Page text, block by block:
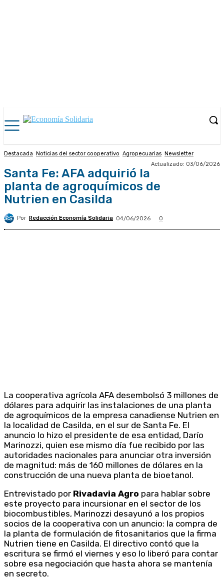
Destacada Noticias del sector cooperativo Agropecuarias
Newsletter
Actualizado: 03/06/2026
Santa Fe: AFA adquirió la
planta de agroquímicos de
Nutrien en Casilda
Por Redacción Economía Solidaria 04/06/2026 0
La cooperativa agrícola AFA desembolsó 3 millones de
dólares para adquirir las instalaciones de una planta
de agroquímicos de la empresa canadiense Nutrien en
la localidad de Casilda, en el sur de Santa Fe. El
anuncio lo hizo el presidente de esa entidad, Darío
Marinozzi, quien ese mismo día fue recibido por las
autoridades nacionales para anunciar otra inversión
de magnitud: más de 160 millones de dólares en la
construcción de una nueva planta de bioetanol.
Entrevistado por Rivadavia Agro para hablar sobre
este proyecto para incursionar en el sector de los
biocombustibles, Marinozzi desayunó a los propios
socios de la cooperativa con un anuncio: la compra de
la planta de formulación de fitosanitarios que la firma
Nutrien tiene en Casilda. El directivo contó que la
escritura se firmó el viernes y eso lo liberó para contar
sobre esa negociación que hasta ahora se mantenía
en secreto.